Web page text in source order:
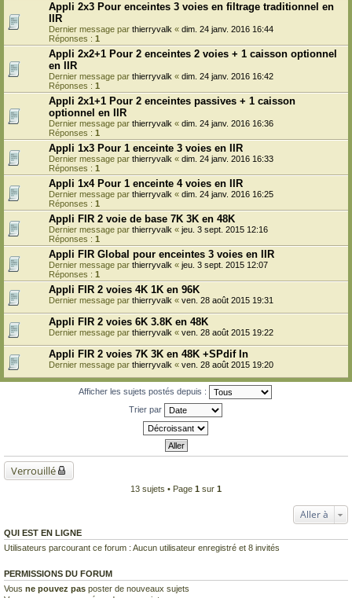
Appli 2x3 Pour enceintes 3 voies en filtrage traditionnel en
IIR
Dernier message par thierryvalk « dim. 24 janv. 2016 16:44
Réponses : 1
Appli 2x2+1 Pour 2 enceintes 2 voies + 1 caisson optionnel
en IIR
Dernier message par thierryvalk « dim. 24 janv. 2016 16:42
Réponses : 1
Appli 2x1+1 Pour 2 enceintes passives + 1 caisson
optionnel en IIR
Dernier message par thierryvalk « dim. 24 janv. 2016 16:36
Réponses : 1
Appli 1x3 Pour 1 enceinte 3 voies en IIR
Dernier message par thierryvalk « dim. 24 janv. 2016 16:33
Réponses : 1
Appli 1x4 Pour 1 enceinte 4 voies en IIR
Dernier message par thierryvalk « dim. 24 janv. 2016 16:25
Réponses : 1
Appli FIR 2 voie de base 7K 3K en 48K
Dernier message par thierryvalk « jeu. 3 sept. 2015 12:16
Réponses : 1
Appli FIR Global pour enceintes 3 voies en IIR
Dernier message par thierryvalk « jeu. 3 sept. 2015 12:07
Réponses : 1
Appli FIR 2 voies 4K 1K en 96K
Dernier message par thierryvalk « ven. 28 août 2015 19:31
Appli FIR 2 voies 6K 3.8K en 48K
Dernier message par thierryvalk « ven. 28 août 2015 19:22
Appli FIR 2 voies 7K 3K en 48K +SPdif In
Dernier message par thierryvalk « ven. 28 août 2015 19:20
Afficher les sujets postés depuis :
Trier par
Verrouillé
13 sujets • Page 1 sur 1
Aller à
QUI EST EN LIGNE
Utilisateurs parcourant ce forum : Aucun utilisateur enregistré et 8 invités
PERMISSIONS DU FORUM
Vous ne pouvez pas poster de nouveaux sujets